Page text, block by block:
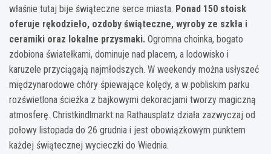
właśnie tutaj bije świąteczne serce miasta. Ponad 150 stoisk
oferuje rękodzieło, ozdoby świąteczne, wyroby ze szkła i
ceramiki oraz lokalne przysmaki. Ogromna choinka, bogato
zdobiona światełkami, dominuje nad placem, a lodowisko i
karuzele przyciągają najmłodszych. W weekendy można usłyszeć
międzynarodowe chóry śpiewające kolędy, a w pobliskim parku
rozświetlona ścieżka z bajkowymi dekoracjami tworzy magiczną
atmosferę. Christkindlmarkt na Rathausplatz działa zazwyczaj od
połowy listopada do 26 grudnia i jest obowiązkowym punktem
każdej świątecznej wycieczki do Wiednia.